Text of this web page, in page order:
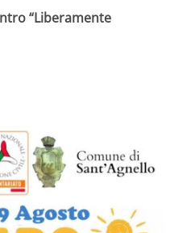
“Liberamente